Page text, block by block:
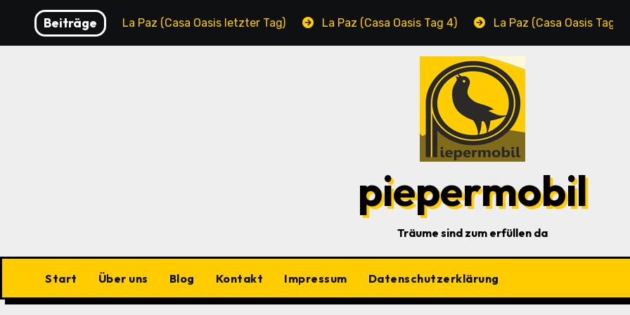
Inhalten
springen
Beiträge
La Paz (Casa Oasis letzter Tag) La Paz (Casa Oasis Tag 4) La Paz (Casa Oasis Tag 3)
piepermobil
Träume sind zum erfüllen da
Start Über uns Blog Kontakt Impressum Datenschutzerklärung